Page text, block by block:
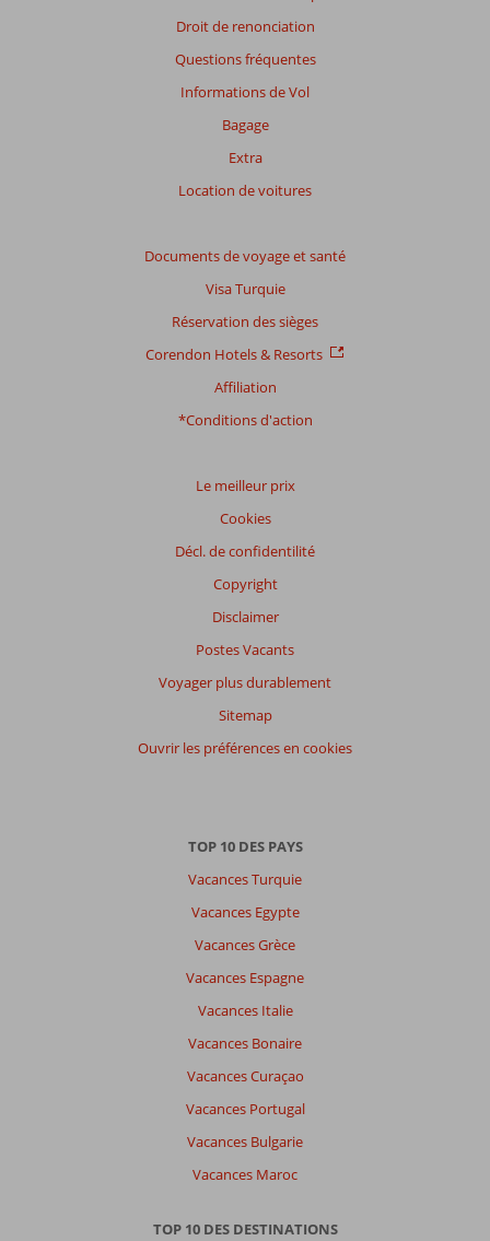
Droit de renonciation
Questions fréquentes
Informations de Vol
Bagage
Extra
Location de voitures
Documents de voyage et santé
Visa Turquie
Réservation des sièges
Corendon Hotels & Resorts
Affiliation
*Conditions d'action
Le meilleur prix
Cookies
Décl. de confidentilité
Copyright
Disclaimer
Postes Vacants
Voyager plus durablement
Sitemap
Ouvrir les préférences en cookies
TOP 10 DES PAYS
Vacances Turquie
Vacances Egypte
Vacances Grèce
Vacances Espagne
Vacances Italie
Vacances Bonaire
Vacances Curaçao
Vacances Portugal
Vacances Bulgarie
Vacances Maroc
TOP 10 DES DESTINATIONS